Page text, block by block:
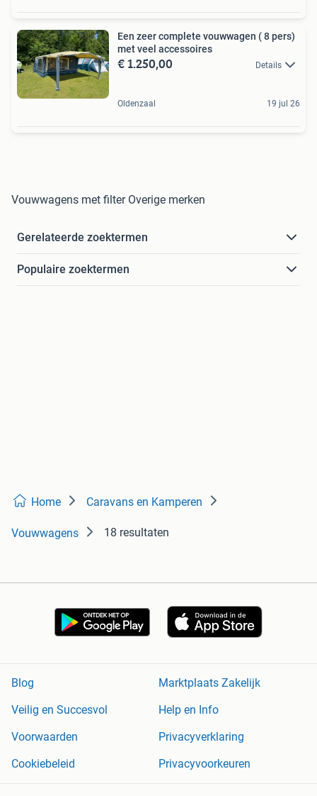
Een zeer complete vouwwagen ( 8 pers)
met veel accessoires
€ 1.250,00 Details
Oldenzaal 19 jul 26
Vouwwagens met filter Overige merken
Gerelateerde zoektermen
Populaire zoektermen
Home Caravans en Kamperen
Vouwwagens 18 resultaten
Blog
Marktplaats Zakelijk
Veilig en Succesvol
Help en Info
Voorwaarden
Privacyverklaring
Cookiebeleid
Privacyvoorkeuren